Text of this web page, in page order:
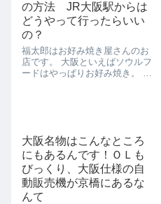
の方法 JR大阪駅からは
どうやって行ったらいい
の？
福太郎はお好み焼き屋さんのお
店です。 大阪といえばソウルフ
ードはやっぱりお好み焼き。 味
きさも...
大阪名物はこんなところ
にもあるんです！ＯＬも
びっくり、大阪仕様の自
動販売機が京橋にあるな
んて